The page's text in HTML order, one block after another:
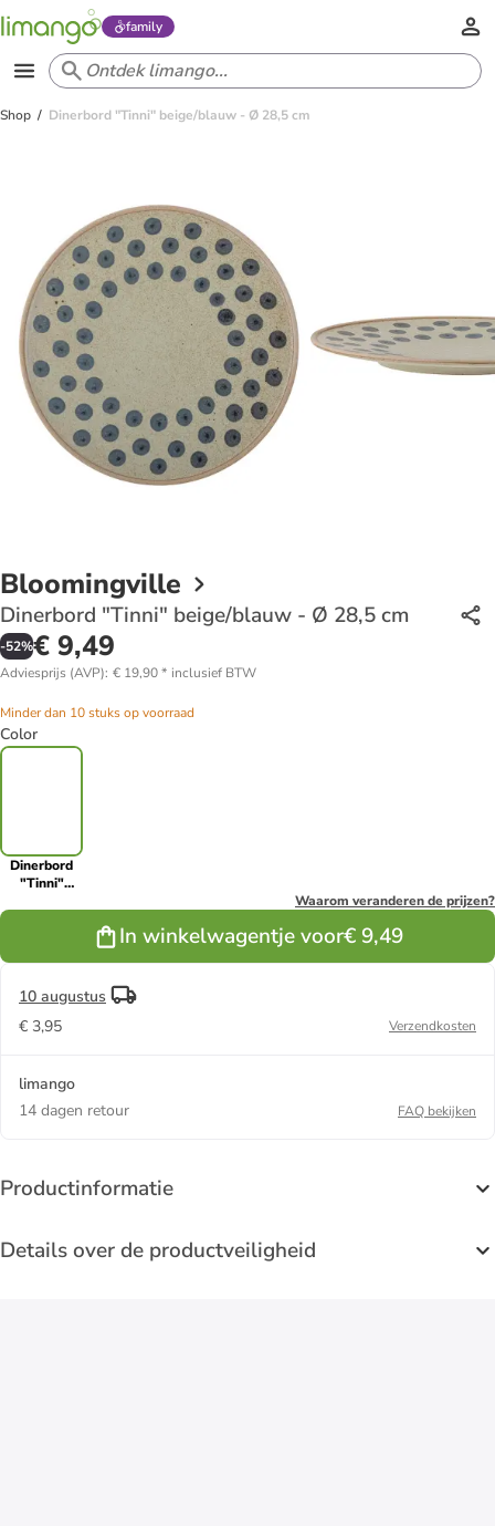
family
Shop Dinerbord "Tinni" beige/blauw - Ø 28,5 cm
Bloomingville
Dinerbord "Tinni" beige/blauw - Ø 28,5 cm
-52%€ 9,49
Adviesprijs (AVP): € 19,90* inclusief BTW
Minder dan 10 stuks op voorraad
Color
Dinerbord
"Tinni"
Waarom veranderen de prijzen?
In winkelwagentje voor€ 9,49
10 augustus
€ 3,95
Verzendkosten
limango
14 dagen retour
FAQ bekijken
Productinformatie
Details over de productveiligheid